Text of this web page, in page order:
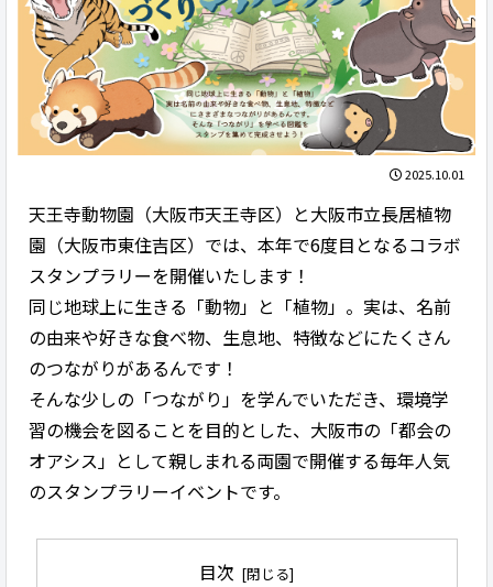
2025.10.01
天王寺動物園（大阪市天王寺区）と大阪市立長居植物
園（大阪市東住吉区）では、本年で6度目となるコラボ
スタンプラリーを開催いたします！
同じ地球上に生きる「動物」と「植物」。実は、名前
の由来や好きな食べ物、生息地、特徴などにたくさん
のつながりがあるんです！
そんな少しの「つながり」を学んでいただき、環境学
習の機会を図ることを目的とした、大阪市の「都会の
オアシス」として親しまれる両園で開催する毎年人気
のスタンプラリーイベントです。
目次